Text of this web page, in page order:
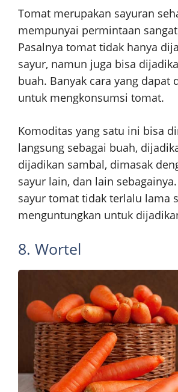
Tomat merupakan sayuran
mempunyai permintaan
Pasalnya tomat tidak hanya
sayur, namun juga bisa
buah. Banyak cara yang dapat
untuk mengkonsumsi tomat.
Komoditas yang satu ini bisa
langsung sebagai buah,
dijadikan sambal, dimasak
sayur lain, dan lain
sayur tomat tidak terlalu lama
menguntungkan untuk
8. Wortel